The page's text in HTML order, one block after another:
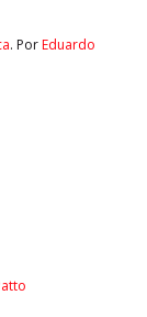
. PorEduardo